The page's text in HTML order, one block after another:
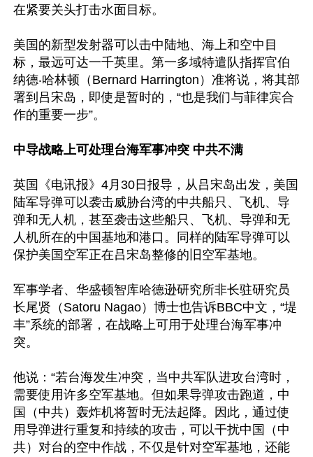
在紧要关头打击水面目标。
美国的新型发射器可以击中陆地、海上和空中目
标，最远可达一千英里。第一多域特遣队指挥官伯
纳德‧哈林顿（Bernard Harrington）准将说，将其部
署到吕宋岛，即使是暂时的，“也是我们与菲律宾合
作的重要一步”。
中导战略上可处理台海军事冲突 中共不满
英国《电讯报》4月30日报导，从吕宋岛出发，美国
陆军导弹可以袭击威胁台湾的中共船只、飞机、导
弹和无人机，甚至袭击这些船只、飞机、导弹和无
人机所在的中国基地和港口。同样的陆军导弹可以
保护美国空军正在吕宋岛整修的旧空军基地。
军事学者、华盛顿智库哈德逊研究所非长驻研究员
长尾贤（Satoru Nagao）博士也告诉BBC中文，“堤
丰”系统的部署，在战略上可用于处理台海军事冲
突。
他说：“若台海发生冲突，当中共军队进攻台湾时，
需要使用许多空军基地。但如果导弹攻击跑道，中
国（中共）轰炸机将暂时无法起降。因此，通过使
用导弹进行重复和持续的攻击，可以干扰中国（中
共）对台的空中作战，不仅是针对空军基地，还能